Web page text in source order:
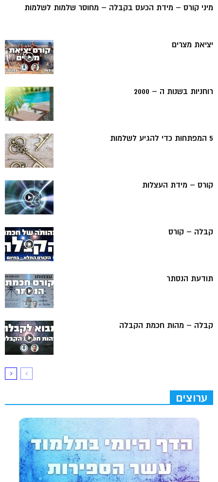
מיני קורס – מידת הכעס בקבלה – מחוסר שלמות לשלמות
יציאת מצרים
רוחניות בשנות ה – 2000
5 המפתחות כדי להגיע לשלמות
קורס – מידת העצלות
קבלה – קורס
תודעת הנסתר
קבלה – מהות חכמת הקבלה
ערוצים